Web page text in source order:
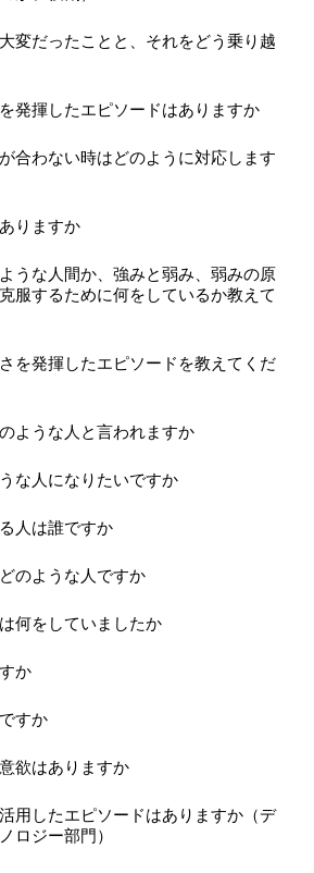
変だったことと、それをどう乗り越
発揮したエピソードはありますか
合わない時はどのように対応します
りますか
うな人間か、強みと弱み、弱みの原
服するために何をしているか教えて
を発揮したエピソードを教えてくだ
ような人と言われますか
な人になりたいですか
人は誰ですか
のような人ですか
何をしていましたか
か
すか
欲はありますか
用したエピソードはありますか（デ
ロジー部門）